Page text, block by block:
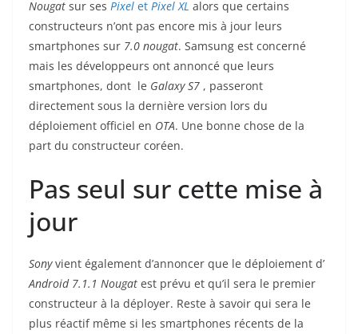
Nougat sur ses Pixel et Pixel XL alors que certains
constructeurs n’ont pas encore mis à jour leurs
smartphones sur 7.0 nougat. Samsung est concerné
mais les développeurs ont annoncé que leurs
smartphones, dont le Galaxy S7 , passeront
directement sous la dernière version lors du
déploiement officiel en OTA. Une bonne chose de la
part du constructeur coréen.
Pas seul sur cette mise à
jour
Sonyvient également d’annoncer que le déploiement d’
Android 7.1.1 Nougat est prévu et qu’il sera le premier
constructeur à la déployer. Reste à savoir qui sera le
plus réactif même si les smartphones récents de la